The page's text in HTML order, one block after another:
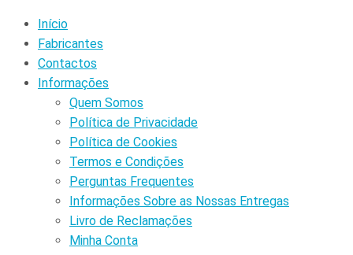
Início
Fabricantes
Contactos
Informações
Quem Somos
Política de Privacidade
Política de Cookies
Termos e Condições
Perguntas Frequentes
Informações Sobre as Nossas Entregas
Livro de Reclamações
Minha Conta